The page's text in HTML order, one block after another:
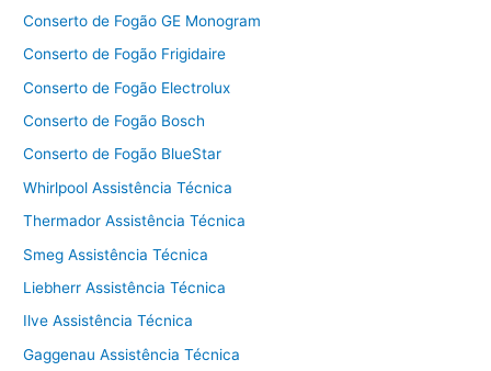
Conserto de Fogão GE Monogram
Conserto de Fogão Frigidaire
Conserto de Fogão Electrolux
Conserto de Fogão Bosch
Conserto de Fogão BlueStar
Whirlpool Assistência Técnica
Thermador Assistência Técnica
Smeg Assistência Técnica
Liebherr Assistência Técnica
Ilve Assistência Técnica
Gaggenau Assistência Técnica